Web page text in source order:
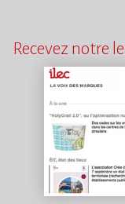
Recevez notre